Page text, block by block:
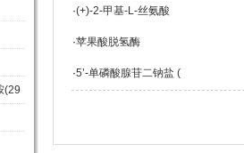
(29
·(+)-2-甲基-L-丝氨酸
·苹果酸脱氢酶
·5’-单磷酸腺苷二钠盐 (